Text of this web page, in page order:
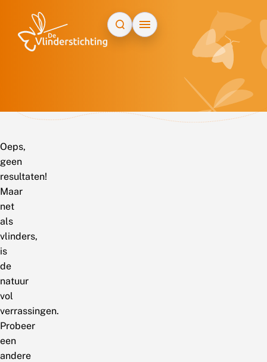
Oeps,
geen
resultaten!
Maar
net
als
vlinders,
is
de
natuur
vol
verrassingen.
Probeer
een
andere